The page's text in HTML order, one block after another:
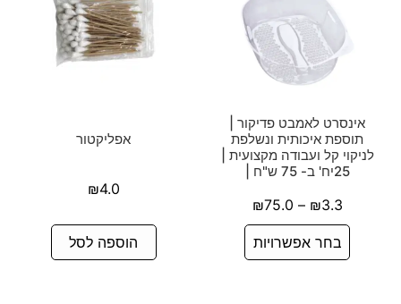
אינסרט לאמבט פדיקור |
תוספת איכותית ונשלפת
לניקוי קל ועבודה מקצועית |
25יח' ב- 75 ש"ח |
₪3.3
–
₪75.0
בחר אפשרויות
אפליקטור
₪4.0
הוספה לסל